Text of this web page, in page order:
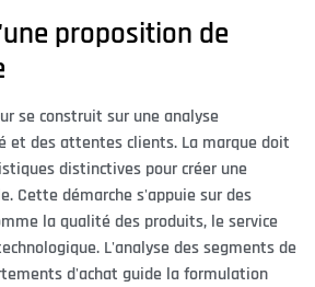
proposition de
se construit sur une analyse
et des attentes clients. La marque doit
distinctives pour créer une
Cette démarche s'appuie sur des
la qualité des produits, le service
L'analyse des segments de
d'achat guide la formulation